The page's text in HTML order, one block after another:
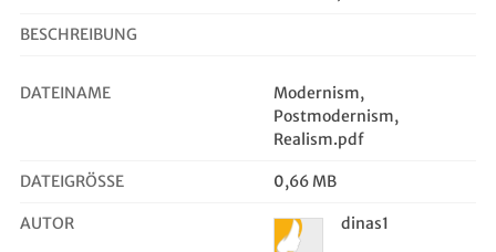
BESCHREIBUNG
DATEINAME
Modernism,
Postmodernism,
Realism.pdf
DATEIGRÖSSE 0,66 MB
AUTOR dinas1